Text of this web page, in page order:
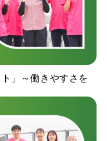
」～働きやすさを